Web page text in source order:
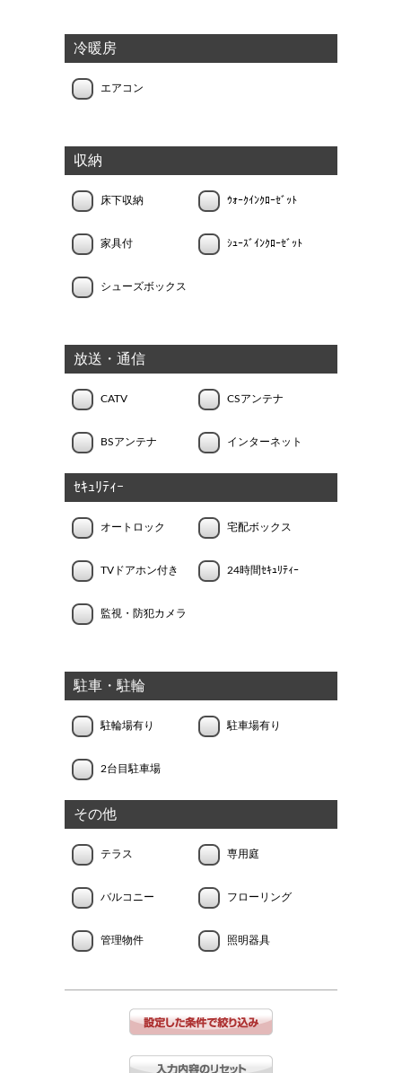
冷暖房
エアコン
収納
床下収納 ｳｫｰｸｲﾝｸﾛｰｾﾞｯﾄ
家具付 ｼｭｰｽﾞｲﾝｸﾛｰｾﾞｯﾄ
シューズボックス
放送・通信
CATV CSアンテナ
BSアンテナ インターネット
ｾｷｭﾘﾃｨｰ
オートロック 宅配ボックス
TVドアホン付き 24時間ｾｷｭﾘﾃｨｰ
監視・防犯カメラ
駐車・駐輪
駐輪場有り 駐車場有り
2台目駐車場
その他
テラス 専用庭
バルコニー フローリング
管理物件 照明器具